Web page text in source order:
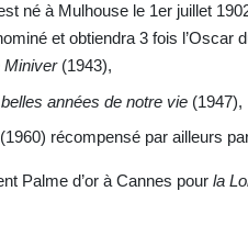
né à Mulhouse le 1er juillet
et obtiendra 3 fois l’Oscar
Miniver(1943),
années de notre vie(1947),
récompensé par ailleurs
Palme d’or à Cannes pourla